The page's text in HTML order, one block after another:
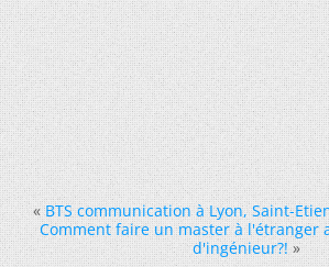
« BTS communication à Lyon, Saint-
Comment faire un master à l'étranger
d'ingénieur?! »